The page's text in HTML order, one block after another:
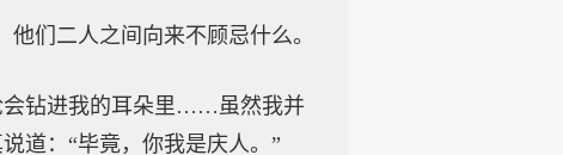
们二人之间向来不顾忌什么。
会钻进我的耳朵里……虽然我并
道：“毕竟，你我是庆人。”